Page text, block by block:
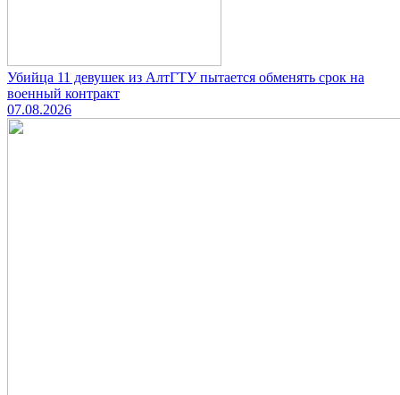
Убийца 11 девушек из АлтГТУ пытается обменять срок на
военный контракт
07.08.2026